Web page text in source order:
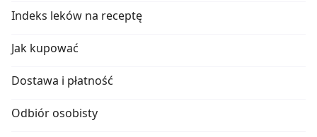
Indeks leków na receptę
Jak kupować
Dostawa i płatność
Odbiór osobisty